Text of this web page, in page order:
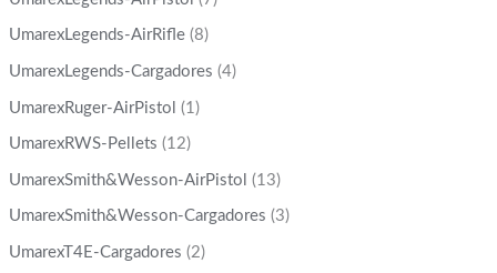
UmarexLegends-AirRifle (8)
UmarexLegends-Cargadores (4)
UmarexRuger-AirPistol (1)
UmarexRWS-Pellets (12)
UmarexSmith&Wesson-AirPistol (13)
UmarexSmith&Wesson-Cargadores (3)
UmarexT4E-Cargadores (2)